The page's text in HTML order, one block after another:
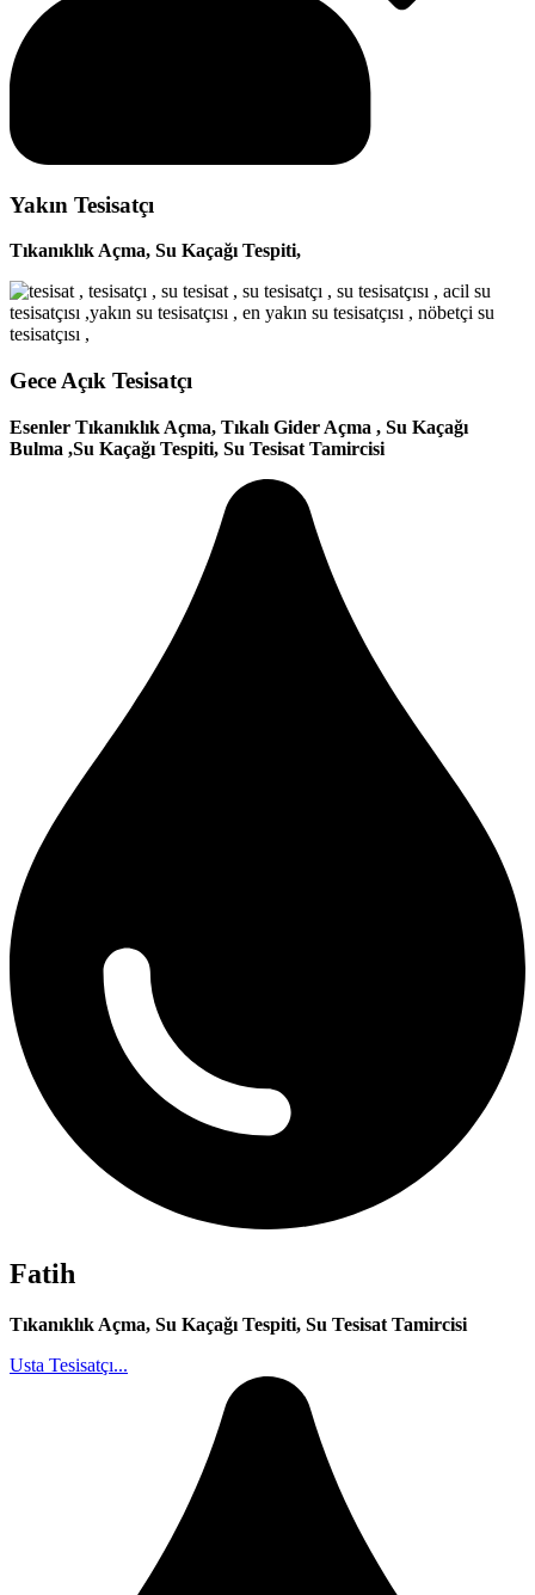
Yakın Tesisatçı
Tıkanıklık Açma, Su Kaçağı Tespiti,
Gece Açık Tesisatçı
Esenler Tıkanıklık Açma, Tıkalı Gider Açma , Su Kaçağı
Bulma ,Su Kaçağı Tespiti, Su Tesisat Tamircisi
Fatih
Tıkanıklık Açma, Su Kaçağı Tespiti, Su Tesisat Tamircisi
Usta Tesisatçı...